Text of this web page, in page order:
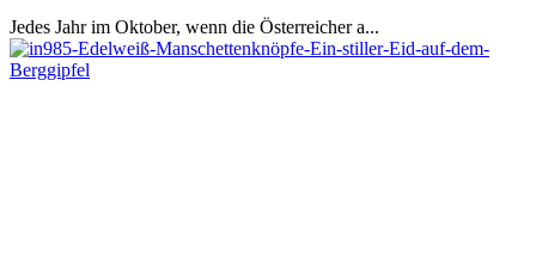
Jedes Jahr im Oktober, wenn die Österreicher a...